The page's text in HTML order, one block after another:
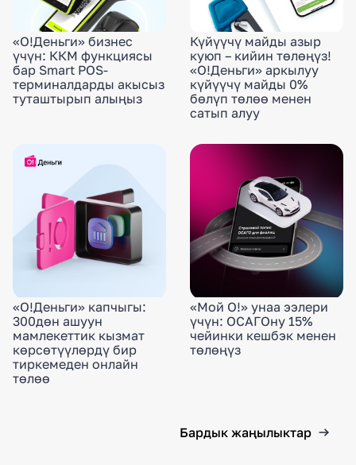
«О!Деньги» бизнес
үчүн: ККМ функциясы
бар Smart POS-
терминалдарды акысыз
туташтырып алыңыз
Күйүүчү майды азыр
куюп – кийин төлөңүз!
«О!Деньги» аркылуу
күйүүчү майды 0%
бөлүп төлөө менен
сатып алуу
«О!Деньги» капчыгы:
300дөн ашуун
мамлекеттик кызмат
көрсөтүүлөрдү бир
тиркемеден онлайн
төлөө
«Мой О!» унаа ээлери
үчүн: ОСАГОну 15%
чейинки кешбэк менен
төлөңүз
Бардык жаңылыктар